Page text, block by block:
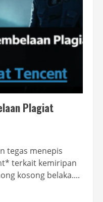
Plagiat
tegas menepis
terkait kemiripan
kosong belaka....